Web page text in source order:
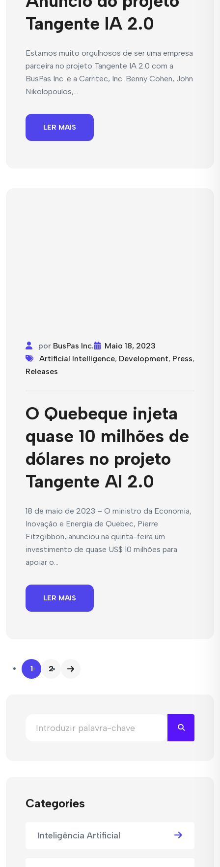
Tangente IA 2.0
Estamos muito orgulhosos de ser uma empresa
parceira no projeto Tangente IA 2.0 com a
BusPas Inc. e a Carritec, Inc. Benny Cohen, John
Nikolopoulos,...
LER MAIS
por BusPas Inc.
Maio 18, 2023
Artificial Intelligence, Development, Press,
Releases
O Quebeque injeta
quase 10 milhões de
dólares no projeto
Tangente AI 2.0
18 de maio de 2023 – O ministro da Economia,
Inovação e Energia de Quebec, Pierre
Fitzgibbon, anunciou na quinta-feira um
investimento de quase US$ 10 milhões para
apoiar o...
LER MAIS
1 2
Categories
Inteligência Artificial